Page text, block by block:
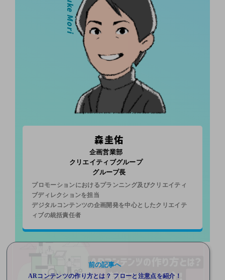
森圭佑
企画営業部
クリエイティブグループ
グループ長
プロモーションにおけるプランニング及びクリエイティ
ブディレクションを担当
デジタルコンテンツの企画開発を中心としたクリエイテ
ィブの統括責任者
前の記事へ
ARコンテンツの作り方とは？ フローと注意点を紹介！